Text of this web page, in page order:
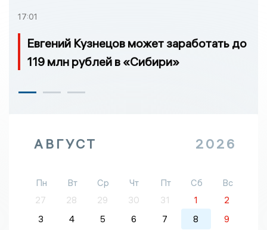
17:01
Евгений Кузнецов может заработать до
119 млн рублей в «Сибири»
АВГУСТ 2026
Пн Вт Ср Чт Пт Сб
Вс
27
28 29 30 31 1
2
3
4 5 6 7 8
9